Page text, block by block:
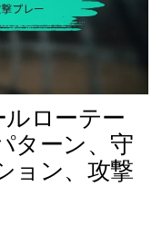
ローテー
ターン、守
ョン、攻撃